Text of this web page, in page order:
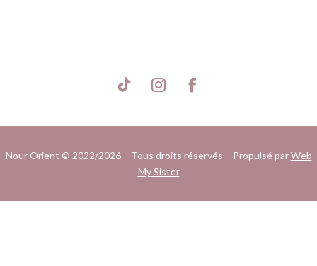
Nour Orient © 2022/2026 – Tous droits réservés – Propulsé parWeb
My Sister